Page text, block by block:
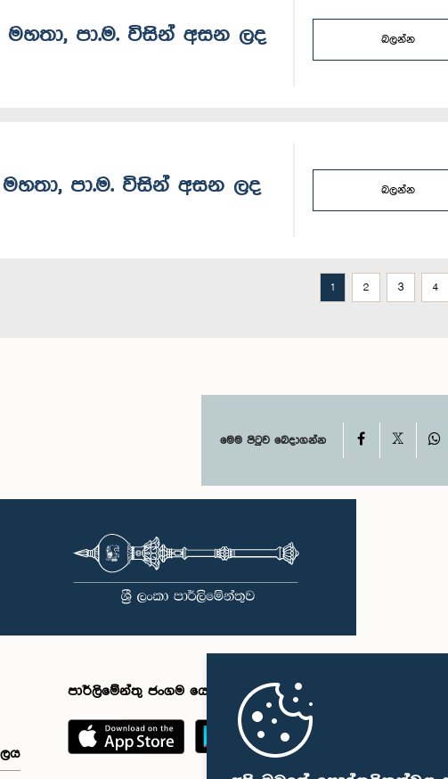
මහතා, පා.ම. විසින් අසන ලද
බලන්න
පා.ම. විසින් අසන ලද
බලන්න
1 2 3 4
මෙම පිටුව බෙදාගන්න Facebook
පාර්ලිමේන්තු ජංගම යෙදුම